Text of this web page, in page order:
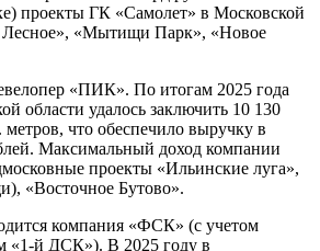
проекты ГК «Самолет» в Московской
Лесное», «Мытищи Парк», «Новое
«ПИК». По итогам 2025 года
области удалось заключить 10 130
что обеспечило выручку в
Максимальный доход компании
проекты «Ильинские луга»,
«Восточное Бутово».
компания «ФСК» (с учетом
«1-й ДСК»). В 2025 году в